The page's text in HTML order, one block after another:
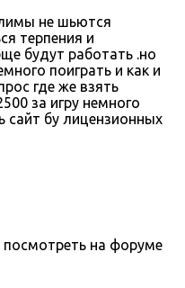
не шьются
терпения и
будут работать .но
поиграть и как и
где же взять
за игру немного
бу лицензионных
посмотреть на форуме